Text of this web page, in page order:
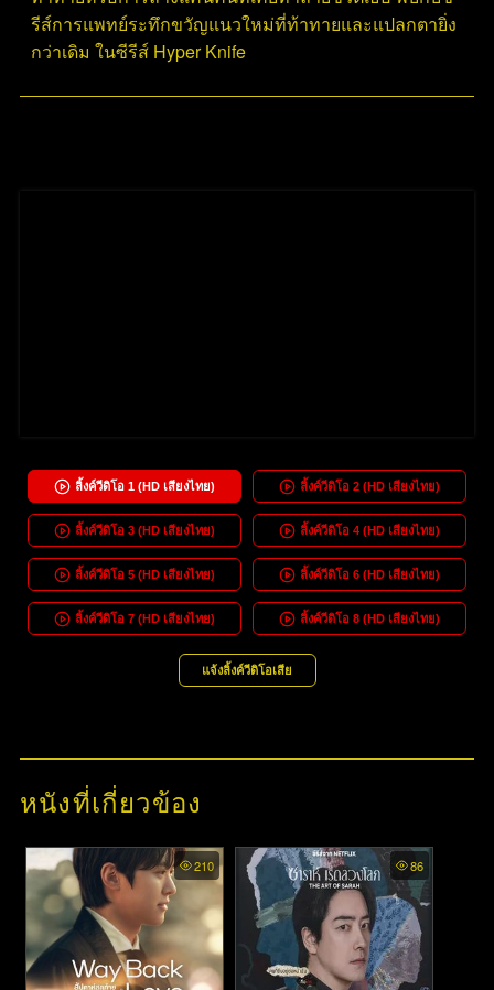
รีส์การแพทย์ระทึกขวัญแนวใหม่ที่ท้าทายและแปลกตายิ่ง
กว่าเดิม ในซีรีส์ Hyper Knife
ลิ้งค์วีดิโอ1 (HD เสียงไทย) ลิ้งค์วีดิโอ2 (HD เสียงไทย)
ลิ้งค์วีดิโอ3 (HD เสียงไทย) ลิ้งค์วีดิโอ4 (HD เสียงไทย)
ลิ้งค์วีดิโอ5 (HD เสียงไทย) ลิ้งค์วีดิโอ6 (HD เสียงไทย)
ลิ้งค์วีดิโอ7 (HD เสียงไทย) ลิ้งค์วีดิโอ8 (HD เสียงไทย)
แจ้งลิ้งค์วีดิโอเสีย
หนังที่เกี่ยวข้อง
210 86